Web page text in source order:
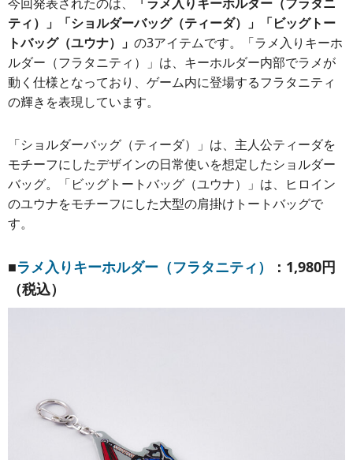
ティ）」「ショルダーバッグ（ティーダ）」「ビッグトー
トバッグ（ユウナ）」 の3アイテムです。「ラメ入りキーホ
ルダー（フラタニティ）」は、キーホルダー内部でラメが
動く仕様となっており、ゲーム内に登場するフラタニティ
の輝きを表現しています。
「ショルダーバッグ（ティーダ）」は、主人公ティーダを
モチーフにしたデザインの日常使いを想定したショルダー
バッグ。「ビッグトートバッグ（ユウナ）」は、ヒロイン
のユウナをモチーフにした大型の肩掛けトートバッグで
す。
■ラメ入りキーホルダー（フラタニティ）
：1,980円
（税込）